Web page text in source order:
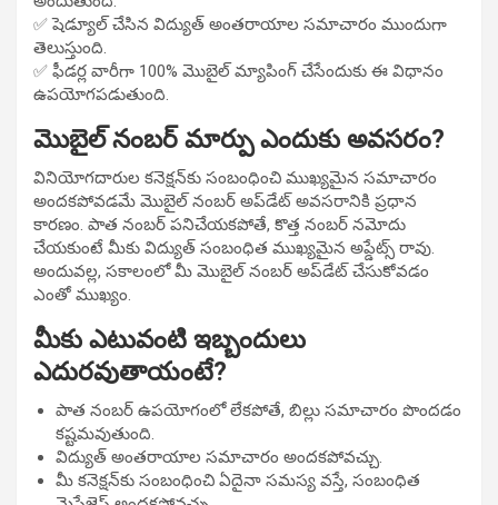
✅ షెడ్యూల్ చేసిన విద్యుత్ అంతరాయాల సమాచారం ముందుగా
తెలుస్తుంది.
✅ ఫీడర్ల వారీగా 100% మొబైల్ మ్యాపింగ్ చేసేందుకు ఈ విధానం
ఉపయోగపడుతుంది.
మొబైల్ నంబర్ మార్పు ఎందుకు అవసరం?
వినియోగదారుల కనెక్షన్‌కు సంబంధించి ముఖ్యమైన సమాచారం
అందకపోవడమే మొబైల్ నంబర్ అప్‌డేట్ అవసరానికి ప్రధాన
కారణం. పాత నంబర్ పనిచేయకపోతే, కొత్త నంబర్ నమోదు
చేయకుంటే మీకు విద్యుత్ సంబంధిత ముఖ్యమైన అప్డేట్స్ రావు.
అందువల్ల, సకాలంలో మీ మొబైల్ నంబర్ అప్‌డేట్ చేసుకోవడం
ఎంతో ముఖ్యం.
మీకు ఎటువంటి ఇబ్బందులు
ఎదురవుతాయంటే?
పాత నంబర్ ఉపయోగంలో లేకపోతే, బిల్లు సమాచారం పొందడం
కష్టమవుతుంది.
విద్యుత్ అంతరాయాల సమాచారం అందకపోవచ్చు.
మీ కనెక్షన్‌కు సంబంధించి ఏదైనా సమస్య వస్తే, సంబంధిత